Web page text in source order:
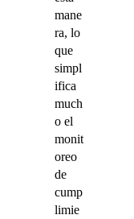
mane
ra, lo
que
simpl
ifica
much
o el
monit
oreo
de
cump
limie